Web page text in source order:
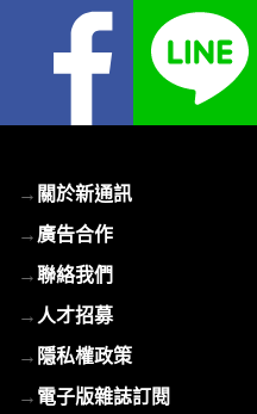
→關於新通訊
→廣告合作
→聯絡我們
→人才招募
→隱私權政策
→電子版雜誌訂閱